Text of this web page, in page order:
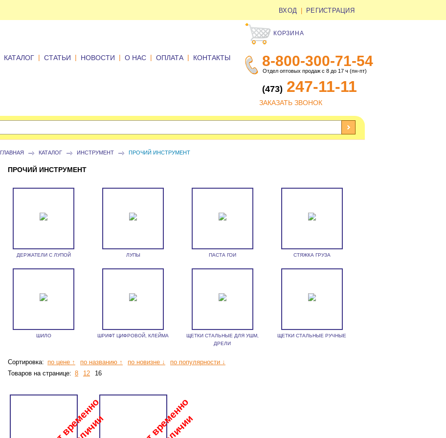
ВХОД РЕГИСТРАЦИЯ
КОРЗИНА
8-800-300-71-54
Отдел оптовых продаж с 8 до 17 ч (пн-пт)
(473) 247-11-11
ЗАКАЗАТЬ ЗВОНОК
КАТАЛОГ | СТАТЬИ | НОВОСТИ | О НАС | ОПЛАТА | КОНТАКТЫ
ГЛАВНАЯ КАТАЛОГ ИНСТРУМЕНТ ПРОЧИЙ ИНСТРУМЕНТ
ПРОЧИЙ ИНСТРУМЕНТ
ДЕРЖАТЕЛИ С ЛУПОЙ ЛУПЫ ПАСТА ГОИ СТЯЖКА ГРУЗА
ШИЛО ШРИФТ ЦИФРОВОЙ, КЛЕЙМА
ЩЕТКИ СТАЛЬНЫЕ ДЛЯ УШМ,
ДРЕЛИ
ЩЕТКИ СТАЛЬНЫЕ РУЧНЫЕ
Сортировка: по цене ↑ по названию ↑ по новизне ↓
по популярности ↓
Товаров на странице: 8 12 16